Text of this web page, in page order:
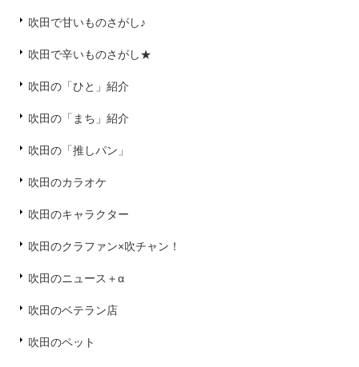
吹田で甘いものさがし♪
吹田で辛いものさがし★
吹田の「ひと」紹介
吹田の「まち」紹介
吹田の「推しパン」
吹田のカラオケ
吹田のキャラクター
吹田のクラファン×吹チャン！
吹田のニュース＋α
吹田のベテラン店
吹田のペット